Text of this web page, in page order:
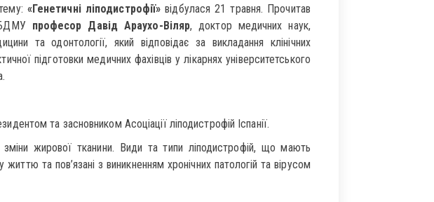
«Генетичні ліподистрофії» відбулася 21 травня. Прочитав
професор Давід Араухо-Віляр, доктор медичних наук,
та одонтології, який відповідає за викладання клінічних
підготовки медичних фахівців у лікарнях університетського
та засновником Асоціації ліподистрофій Іспанії.
зміни жирової тканини. Види та типи ліподистрофій, що мають
та пов’язані з виникненням хронічних патологій та вірусом